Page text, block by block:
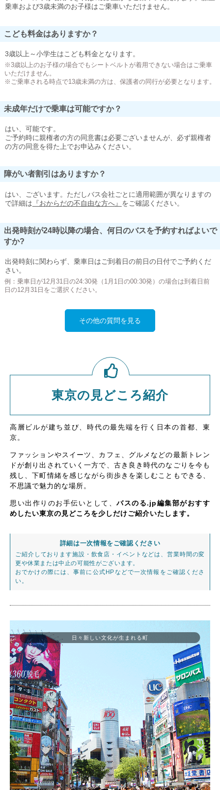
乗車および3歳未満のお子様はご乗車いただけません。
こども料金はありますか？
3歳以上～小学生はこども料金となります。
※3歳以上のお子様の場合でもシートベルトが着用できない場合はご乗車
いただけません。
※ご乗車される時点で13歳未満の方は、保護者の同行が必要となります。
未成年だけで乗車は可能ですか？
はい、可能です。
ご予約時に親権者の方の同意書は必要ございませんが、必ず親権者
の方の同意を得た上でお申込みください。
障がい者割引はありますか？
はい、ございます。ただしバス会社ごとに適用範囲が異なりますの
で詳細は 『おからだの不自由な方へ』 をご確認ください。
出発時刻が24時以降の場合、何日のバスを予約すればよいで
すか?
出発時刻に関わらず、乗車日はご到着日の前日の日付でご予約くだ
さい。
例：乗車日が12月31日の24:30発（1月1日の00:30発）の場合は到着日前
日の12月31日をご選択ください。
その他の質問を見る
東京の見どころ紹介
高層ビルが建ち並び、時代の最先端を行く日本の首都、東
京。
ファッションやスイーツ、カフェ、グルメなどの最新トレン
ドが創り出されていく一方で、古き良き時代のなごりを今も
残し、下町情緒を感じながら街歩きを楽しむこともできる、
不思議で魅力的な場所。
思い出作りのお手伝いとして、バスのる.jp編集部がおすす
めしたい東京の見どころを少しだけご紹介いたします。
詳細は一次情報をご確認ください
ご紹介しております施設・飲食店・イベントなどは、営業時間の変
更や休業または中止の可能性がございます。
おでかけの際には、事前に公式HPなどで一次情報をご確認くださ
い。
日々新しい文化が生まれる町